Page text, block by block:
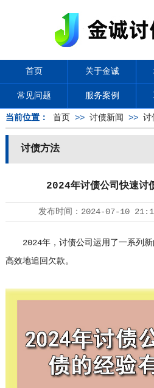
首页 关于金诚
常见问题 服务案例
当前位置： 首页 >> 讨债新闻 >> 讨
讨债方法
2024年讨债公司快速讨
发布时间： 2024-07-10
2024年， 讨债公司 运用了一系列
高效地追回欠款。